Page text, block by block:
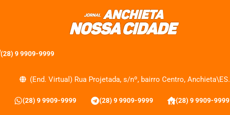
(28) 9 9909-9999
(End. Virtual) Rua Projetada, s/nº, bairro Centro, Anchieta\ES.
(28) 9 9909-9999 (28) 9 9909-9999 (28) 9 9909-9999